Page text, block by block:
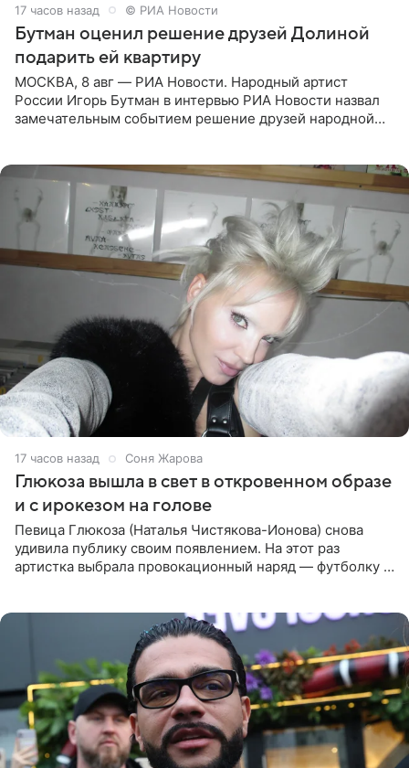
17 часов назад © РИА Новости
Бутман оценил решение друзей Долиной
подарить ей квартиру
МОСКВА, 8 авг — РИА Новости. Народный артист
России Игорь Бутман в интервью РИА Новости назвал
замечательным событием решение друзей народной
17 часов назад Соня Жарова
Глюкоза вышла в свет в откровенном образе
и с ирокезом на голове
Певица Глюкоза (Наталья Чистякова-Ионова) снова
удивила публику своим появлением. На этот раз
артистка выбрала провокационный наряд — футболку с